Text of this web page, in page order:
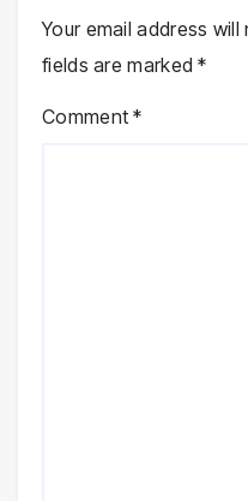
Your email address
fields are marked*
Comment*